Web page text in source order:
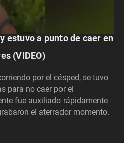
estuvo a punto de caer en
(VIDEO)
por el césped, se tuvo
para no caer por el
fue auxiliado rápidamente
el aterrador momento.